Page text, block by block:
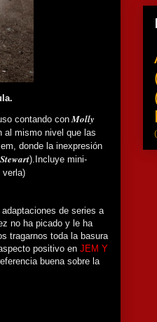
contando con Molly
al mismo nivel que las
donde la inexpresión
).Incluye mini-
verla)
de series a
no ha picado y le ha
tragarnos toda la basura
positivo en JEM Y
buena sobre la